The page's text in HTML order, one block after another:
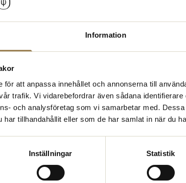
Information
för att anpassa innehållet och annonserna till
trafik. Vi vidarebefordrar även sådana
och analysföretag som vi samarbetar med.
har tillhandahållit eller som de har samlat in när du
Inställningar Statistik
Kontakt
Varmt välkommen